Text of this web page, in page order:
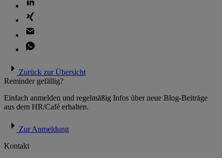
Zurück zur Übersicht
Reminder gefällig?
Einfach anmelden und regelmäßig Infos über neue Blog-Beiträge
aus dem HR/Café erhalten.
Zur Anmeldung
Kontakt